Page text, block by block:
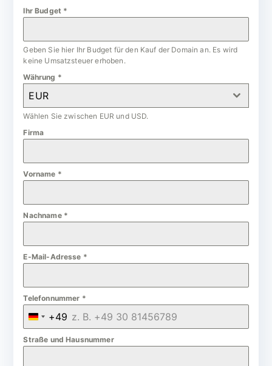
Ihr Budget *
Geben Sie hier Ihr Budget für den Kauf der Domain an. Es wird
keine Umsatzsteuer erhoben.
Währung *
EUR
Wählen Sie zwischen EUR und USD.
Firma
Vorname *
Nachname *
E-Mail-Adresse *
Telefonnummer *
G
e
+49
Straße und Hausnummer